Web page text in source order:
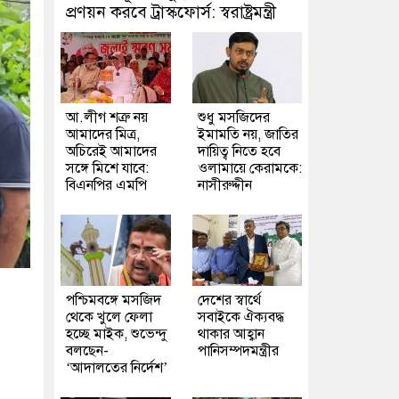
প্রণয়ন করবে ট্রাস্কফোর্স: স্বরাষ্ট্রমন্ত্রী
আ.লীগ শত্রু নয়
আমাদের মিত্র,
অচিরেই আমাদের
সঙ্গে মিশে যাবে:
বিএনপির এমপি
শুধু মসজিদের
ইমামতি নয়, জাতির
দায়িত্ব নিতে হবে
ওলামায়ে কেরামকে:
নাসীরুদ্দীন
পশ্চিমবঙ্গে মসজিদ
থেকে খুলে ফেলা
হচ্ছে মাইক, শুভেন্দু
বলছেন-
‘আদালতের নির্দেশ’
দেশের স্বার্থে
সবাইকে ঐক্যবদ্ধ
থাকার আহ্বান
পানিসম্পদমন্ত্রীর